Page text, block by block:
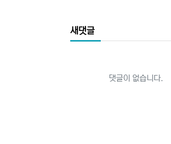
새댓글
댓글이 없습니다.